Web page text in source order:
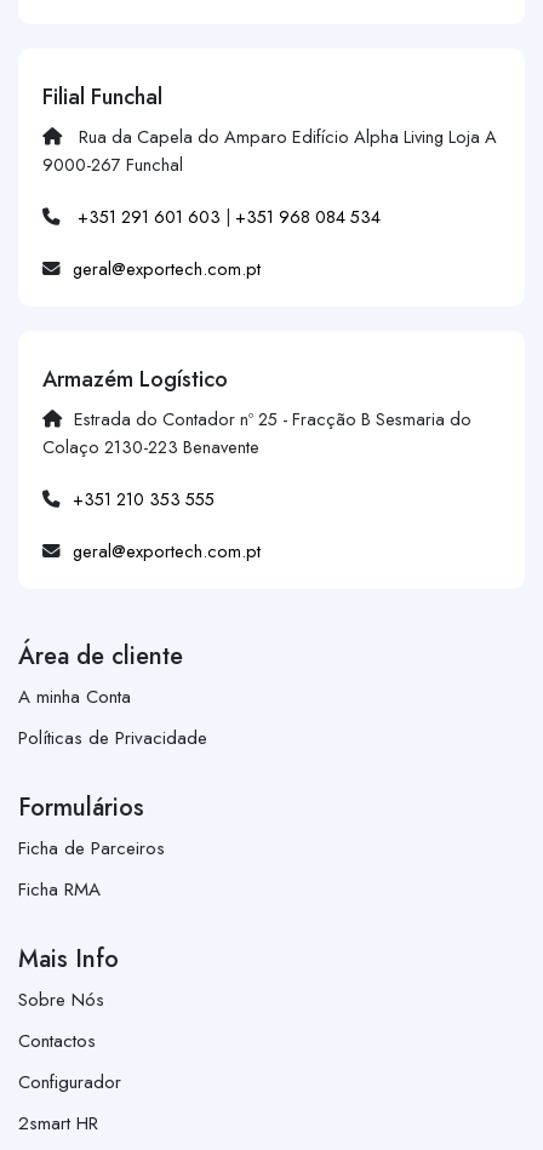
Filial Funchal
Rua da Capela do Amparo Edifício Alpha Living Loja A
9000-267 Funchal
+351 291 601 603 | +351 968 084 534
geral@exportech.com.pt
Armazém Logístico
Estrada do Contador nº 25 - Fracção B Sesmaria do
Colaço 2130-223 Benavente
+351 210 353 555
geral@exportech.com.pt
Área de cliente
A minha Conta
Políticas de Privacidade
Formulários
Ficha de Parceiros
Ficha RMA
Mais Info
Sobre Nós
Contactos
Configurador
2smart HR